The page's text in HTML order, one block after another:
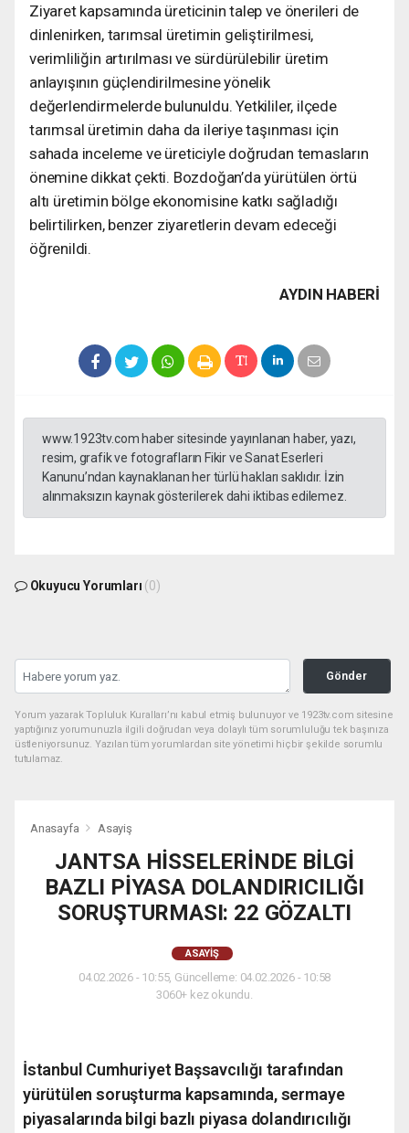
Ziyaret kapsamında üreticinin talep ve önerileri de
dinlenirken, tarımsal üretimin geliştirilmesi,
verimliliğin artırılması ve sürdürülebilir üretim
anlayışının güçlendirilmesine yönelik
değerlendirmelerde bulunuldu. Yetkililer, ilçede
tarımsal üretimin daha da ileriye taşınması için
sahada inceleme ve üreticiyle doğrudan temasların
önemine dikkat çekti. Bozdoğan’da yürütülen örtü
altı üretimin bölge ekonomisine katkı sağladığı
belirtilirken, benzer ziyaretlerin devam edeceği
öğrenildi.
AYDIN HABERİ
www.1923tv.com haber sitesinde yayınlanan haber, yazı,
resim, grafik ve fotografların Fikir ve Sanat Eserleri
Kanunu’ndan kaynaklanan her türlü hakları saklıdır. İzin
alınmaksızın kaynak gösterilerek dahi iktibas edilemez.
Okuyucu Yorumları (0)
Gönder
Yorum yazarak Topluluk Kuralları’nı kabul etmiş bulunuyor ve 1923tv.com sitesine
yaptığınız yorumunuzla ilgili doğrudan veya dolaylı tüm sorumluluğu tek başınıza
üstleniyorsunuz. Yazılan tüm yorumlardan site yönetimi hiçbir şekilde sorumlu
tutulamaz.
Anasayfa Asayiş
JANTSA HİSSELERİNDE BİLGİ
BAZLI PİYASA DOLANDIRICILIĞI
SORUŞTURMASI: 22 GÖZALTI
ASAYIŞ
04.02.2026 - 10:55, Güncelleme: 04.02.2026 - 10:58
3060+ kez okundu.
İstanbul Cumhuriyet Başsavcılığı tarafından
yürütülen soruşturma kapsamında, sermaye
piyasalarında bilgi bazlı piyasa dolandırıcılığı